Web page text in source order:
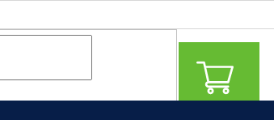
NÁKUPNÍ
KOŠÍK